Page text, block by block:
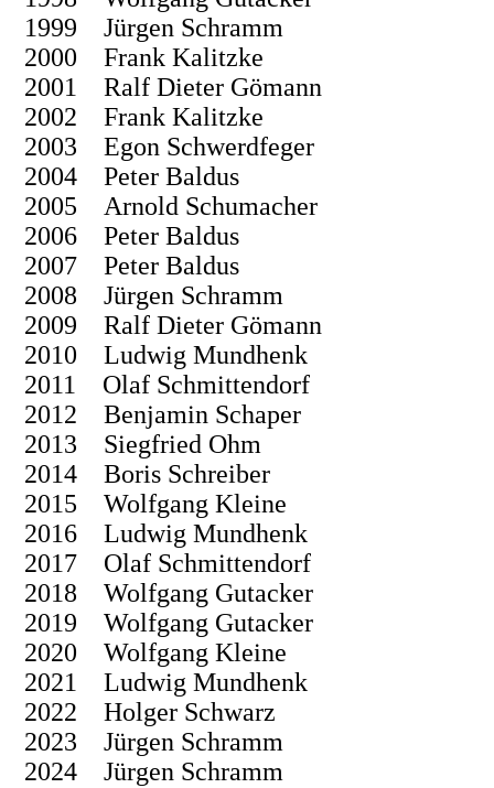
1999 Jürgen Schramm
2000 Frank Kalitzke
2001 Ralf Dieter Gömann
2002 Frank Kalitzke
2003 Egon Schwerdfeger
2004 Peter Baldus
2005 Arnold Schumacher
2006 Peter Baldus
2007 Peter Baldus
2008 Jürgen Schramm
2009 Ralf Dieter Gömann
2010 Ludwig Mundhenk
2011 Olaf Schmittendorf
2012 Benjamin Schaper
2013 Siegfried Ohm
2014 Boris Schreiber
2015 Wolfgang Kleine
2016 Ludwig Mundhenk
2017 Olaf Schmittendorf
2018 Wolfgang Gutacker
2019 Wolfgang Gutacker
2020 Wolfgang Kleine
2021 Ludwig Mundhenk
2022 Holger Schwarz
2023 Jürgen Schramm
2024 Jürgen Schramm